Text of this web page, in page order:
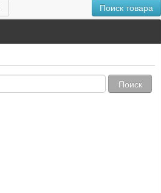
Поиск товара
Поиск